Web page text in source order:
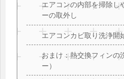
エアコンの内部を掃除し
ーの取外し
エアコンカビ取り洗浄開
おまけ：熱交換フィンの
ー）